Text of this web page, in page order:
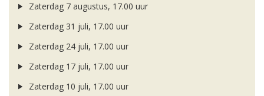
Zaterdag 7 augustus, 17.00 uur
Zaterdag 31 juli, 17.00 uur
Zaterdag 24 juli, 17.00 uur
Zaterdag 17 juli, 17.00 uur
Zaterdag 10 juli, 17.00 uur